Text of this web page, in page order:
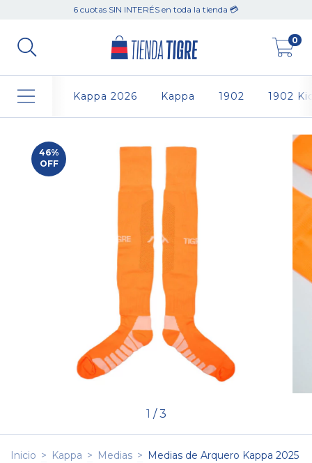
6 cuotas SIN INTERÉS en toda la tienda 💳
0
Kappa 2026 Kappa 1902 1902
46%
OFF
1 /3
Inicio > Kappa > Medias > Medias de Arquero Kappa 2025